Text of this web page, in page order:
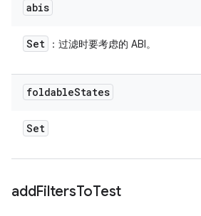
abis
Set ：过滤时要考虑的 ABI。
foldableStates
Set
addFiltersToTest